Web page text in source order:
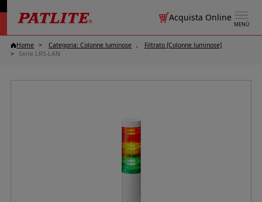
MENÙ
Acquista Online
Home Categoria: Colonne luminose
Filtrato [Colonne luminose]
Serie LR5-LAN